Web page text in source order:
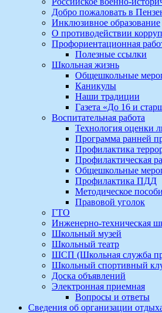
Добро пожаловать в
Инклюзивное образование
О противодействии
Профориентационная
Полезные ссылки
Школьная жизнь
Общешкольные
Каникулы
Наши традиции
Газета «До 16 и
Воспитательная работа
Технология оценки
Программа ранней
Профилактика
Профилактическая
Общешкольные
Профилактика ПДД
Методическое
Правовой уголок
ГТО
Инженерно-техническая
Школьный музей
Школьный театр
ШСП (Школьная служба
Школьный спортивный
Доска объявлений
Электронная приемная
Вопросы и ответы
Сведения об организации